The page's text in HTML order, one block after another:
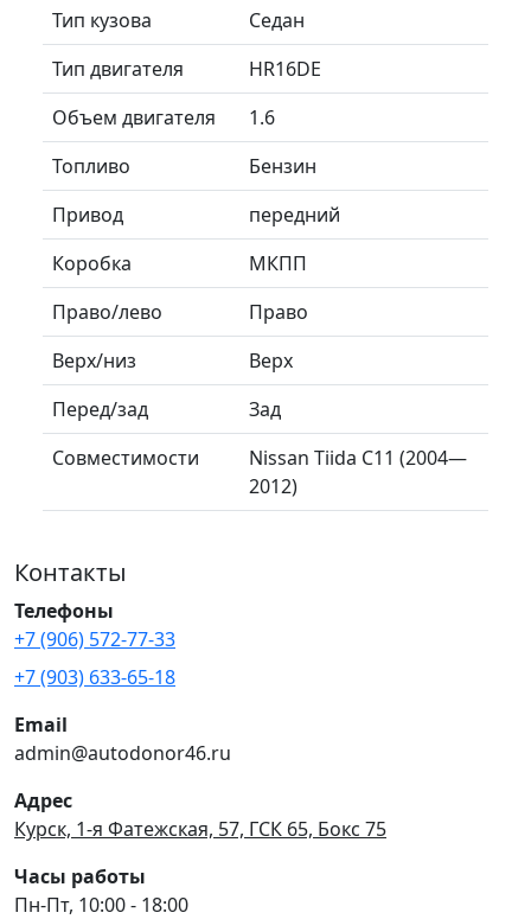
Тип кузова
Седан
Тип двигателя
HR16DE
Объем двигателя
1.6
Топливо
Бензин
Привод
передний
Коробка
МКПП
Право/лево
Право
Верх/низ
Верх
Перед/зад
Зад
Совместимости
Nissan Tiida C11 (2004—
2012)
Контакты
Телефоны
+7 (906) 572-77-33
+7 (903) 633-65-18
Email
admin@autodonor46.ru
Адрес
Курск, 1-я Фатежская, 57, ГСК 65, Бокс 75
Часы работы
Пн-Пт, 10:00 - 18:00